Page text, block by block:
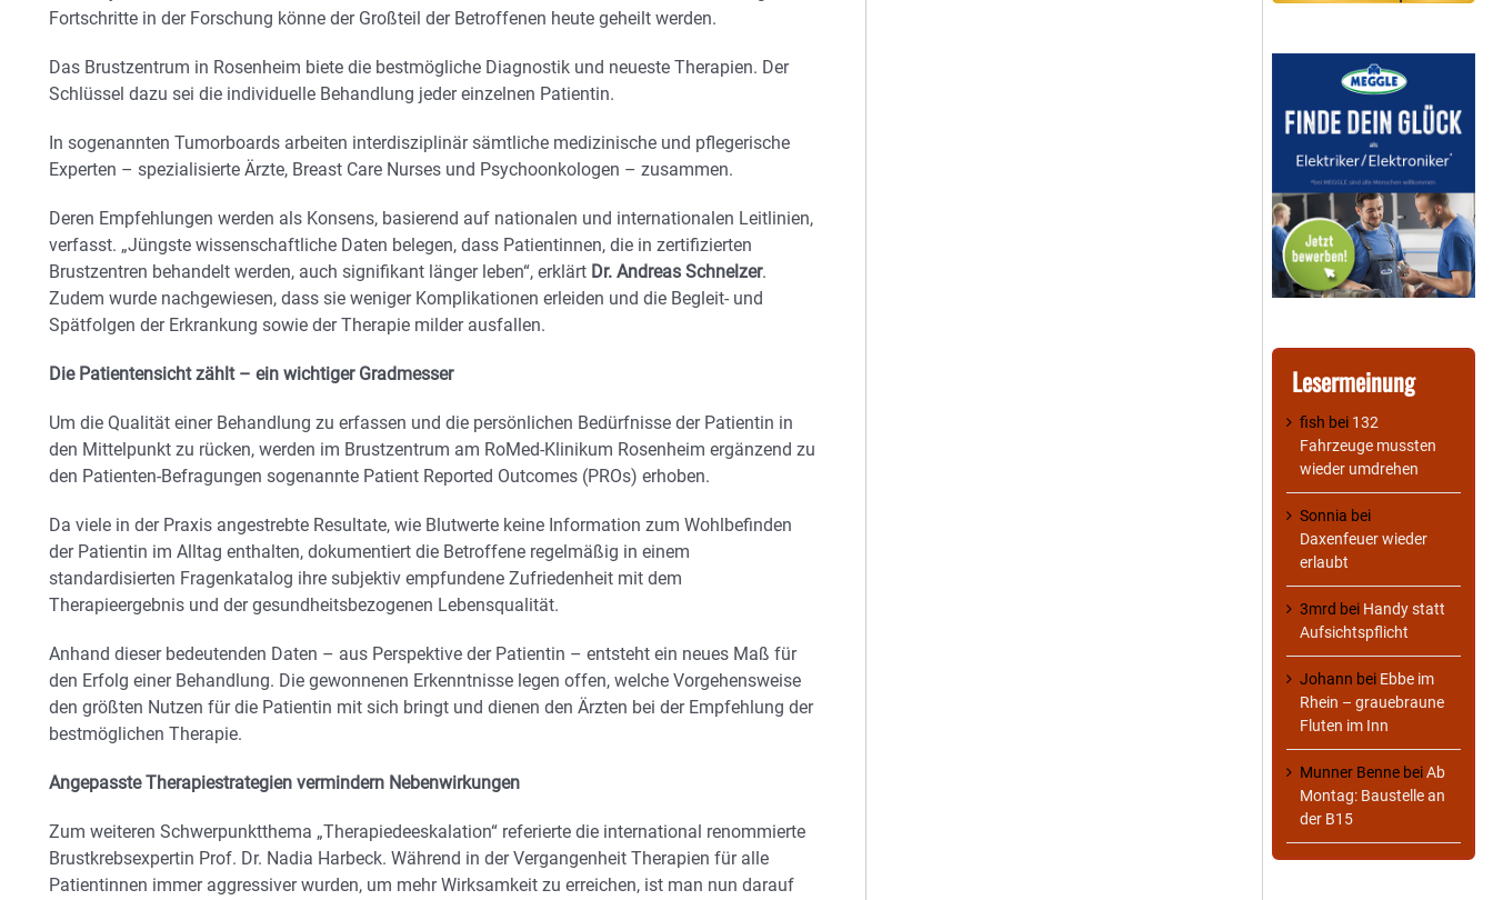
Fortschritte in der Forschung könne der Großteil der Betroffenen heute geheilt werden.
Das Brustzentrum in Rosenheim biete die bestmögliche Diagnostik und neueste Therapien. Der
Schlüssel dazu sei die individuelle Behandlung jeder einzelnen Patientin.
In sogenannten Tumorboards arbeiten interdisziplinär sämtliche medizinische und pflegerische
Experten – spezialisierte Ärzte, Breast Care Nurses und Psychoonkologen – zusammen.
Deren Empfehlungen werden als Konsens, basierend auf nationalen und internationalen Leitlinien,
verfasst. „Jüngste wissenschaftliche Daten belegen, dass Patientinnen, die in zertifizierten
Brustzentren behandelt werden, auch signifikant länger leben“, erklärt Dr. Andreas Schnelzer.
Zudem wurde nachgewiesen, dass sie weniger Komplikationen erleiden und die Begleit- und
Spätfolgen der Erkrankung sowie der Therapie milder ausfallen.
Die Patientensicht zählt – ein wichtiger Gradmesser
Um die Qualität einer Behandlung zu erfassen und die persönlichen Bedürfnisse der Patientin in
den Mittelpunkt zu rücken, werden im Brustzentrum am RoMed-Klinikum Rosenheim ergänzend zu
den Patienten-Befragungen sogenannte Patient Reported Outcomes (PROs) erhoben.
Da viele in der Praxis angestrebte Resultate, wie Blutwerte keine Information zum Wohlbefinden
der Patientin im Alltag enthalten, dokumentiert die Betroffene regelmäßig in einem
standardisierten Fragenkatalog ihre subjektiv empfundene Zufriedenheit mit dem
Therapieergebnis und der gesundheitsbezogenen Lebensqualität.
Anhand dieser bedeutenden Daten – aus Perspektive der Patientin – entsteht ein neues Maß für
den Erfolg einer Behandlung. Die gewonnenen Erkenntnisse legen offen, welche Vorgehensweise
den größten Nutzen für die Patientin mit sich bringt und dienen den Ärzten bei der Empfehlung der
bestmöglichen Therapie.
Angepasste Therapiestrategien vermindern Nebenwirkungen
Zum weiteren Schwerpunktthema „Therapiedeeskalation“ referierte die international renommierte
Brustkrebsexpertin Prof. Dr. Nadia Harbeck. Während in der Vergangenheit Therapien für alle
Patientinnen immer aggressiver wurden, um mehr Wirksamkeit zu erreichen, ist man nun darauf
Lesermeinung
fish bei 132
Fahrzeuge mussten
wieder umdrehen
Sonnia bei
Daxenfeuer wieder
erlaubt
3mrd bei Handy statt
Aufsichtspflicht
Johann bei Ebbe im
Rhein – grauebraune
Fluten im Inn
Munner Benne beiAb
Montag: Baustelle an
der B15